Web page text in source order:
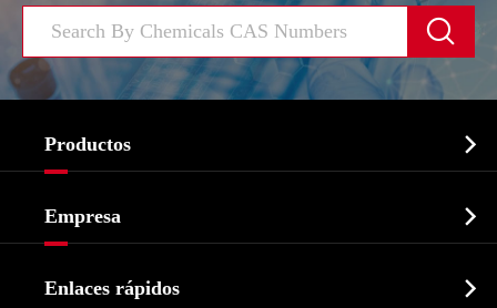

Productos 
Bioquímico
Empresa 
Enlaces rápidos 